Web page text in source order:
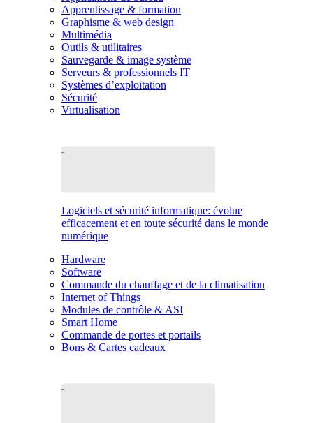
Apprentissage & formation
Graphisme & web design
Multimédia
Outils & utilitaires
Sauvegarde & image système
Serveurs & professionnels IT
Systèmes d’exploitation
Sécurité
Virtualisation
Logiciels et sécurité informatique: évolue
efficacement et en toute sécurité dans le monde
numérique
Hardware
Software
Commande du chauffage et de la climatisation
Internet of Things
Modules de contrôle & ASI
Smart Home
Commande de portes et portails
Bons & Cartes cadeaux